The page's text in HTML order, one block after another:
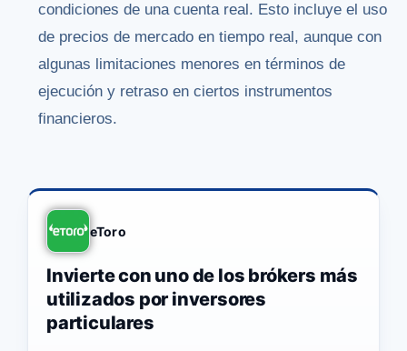
condiciones de una cuenta real. Esto incluye el uso
de precios de mercado en tiempo real, aunque con
algunas limitaciones menores en términos de
ejecución y retraso en ciertos instrumentos
financieros.
eToro
Invierte con uno de los brókers más
utilizados por inversores
particulares